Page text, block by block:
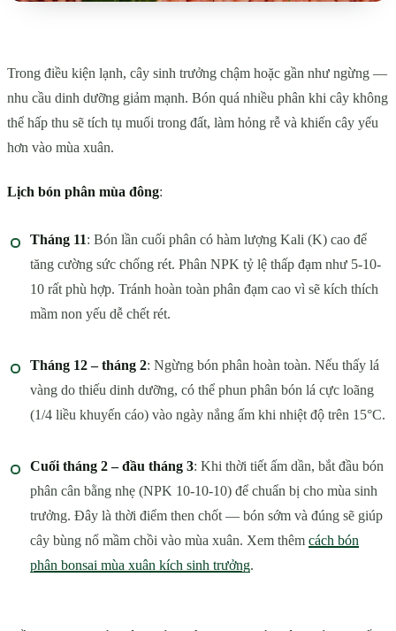
Trong điều kiện lạnh, cây sinh trưởng chậm hoặc gần như ngừng —
nhu cầu dinh dưỡng giảm mạnh. Bón quá nhiều phân khi cây không
thể hấp thu sẽ tích tụ muối trong đất, làm hỏng rễ và khiến cây yếu
hơn vào mùa xuân.
Lịch bón phân mùa đông:
Tháng 11: Bón lần cuối phân có hàm lượng Kali (K) cao để
tăng cường sức chống rét. Phân NPK tỷ lệ thấp đạm như 5-10-
10 rất phù hợp. Tránh hoàn toàn phân đạm cao vì sẽ kích thích
mầm non yếu dễ chết rét.
Tháng 12 – tháng 2: Ngừng bón phân hoàn toàn. Nếu thấy lá
vàng do thiếu dinh dưỡng, có thể phun phân bón lá cực loãng
(1/4 liều khuyến cáo) vào ngày nắng ấm khi nhiệt độ trên 15°C.
Cuối tháng 2 – đầu tháng 3: Khi thời tiết ấm dần, bắt đầu bón
phân cân bằng nhẹ (NPK 10-10-10) để chuẩn bị cho mùa sinh
trưởng. Đây là thời điểm then chốt — bón sớm và đúng sẽ giúp
cây bùng nổ mầm chồi vào mùa xuân. Xem thêm cách bón
phân bonsai mùa xuân kích sinh trưởng.